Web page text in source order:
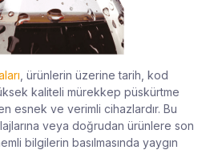
, ürünlerin üzerine tarih, kod
kaliteli mürekkep püskürtme
esnek ve verimli cihazlardır. Bu
veya doğrudan ürünlere son
bilgilerin basılmasında yaygın